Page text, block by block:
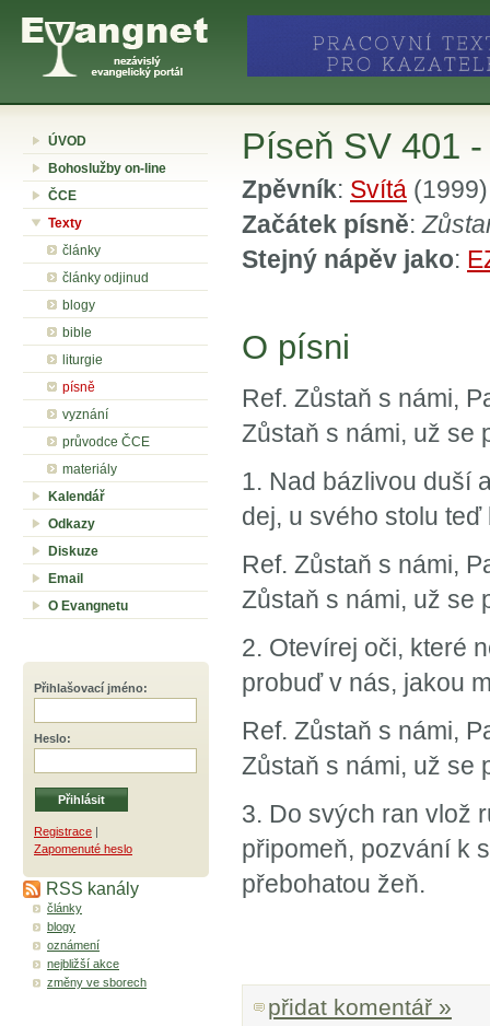
ÚVOD
Bohoslužby on-line
ČCE
Texty
články
články odjinud
blogy
bible
liturgie
písně
vyznání
průvodce ČCE
materiály
Kalendář
Odkazy
Diskuze
Email
O Evangnetu
Přihlašovací jméno:
Heslo:
Registrace |
Zapomenuté heslo
RSS kanály
články
blogy
oznámení
nejbližší akce
změny ve sborech
Píseň SV 401
Zpěvník: Svítá (1999)
Začátek písně:
Stejný nápěv jako:
O písni
Ref. Zůstaň s námi,
Zůstaň s námi, už se
1. Nad bázlivou duší
dej, u svého stolu
Ref. Zůstaň s námi,
Zůstaň s námi, už se
2. Otevírej oči, které
probuď v nás, jakou
Ref. Zůstaň s námi,
Zůstaň s námi, už se
3. Do svých ran vlož
připomeň, pozvání k
přebohatou žeň.
přidat komentář »